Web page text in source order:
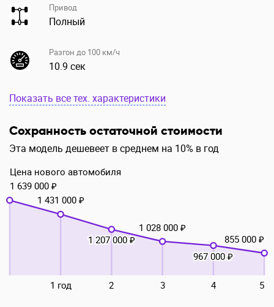
Привод
Полный
Разгон до 100 км/ч
10.9 сек
Показать все тех. характеристики
Сохранность остаточной стоимости
Эта модель дешевеет в среднем на 10% в год
1 год 2 3 4 5
Цена нового автомобиля
1 639 000 ₽
1 431 000 ₽
1 207 000 ₽
1 028 000 ₽
967 000 ₽
855 000 ₽